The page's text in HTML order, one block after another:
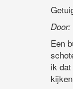
Een
ik